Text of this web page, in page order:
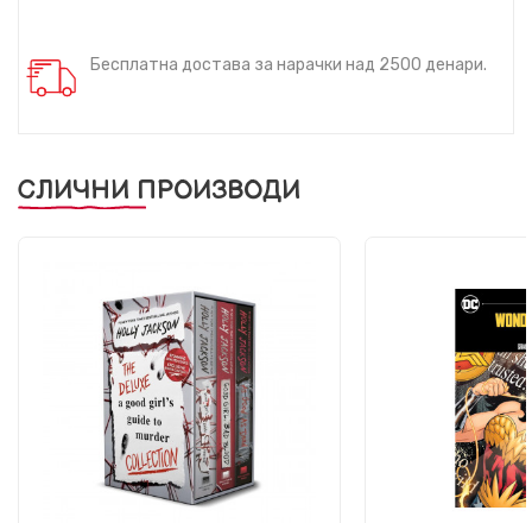
Бесплатна достава за нарачки над 2500 денари.
СЛИЧНИ ПРОИЗВОДИ